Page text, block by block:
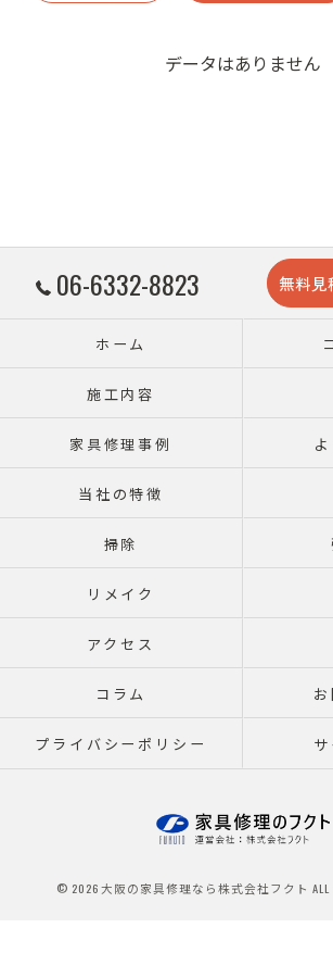
データはありません
06-6332-8823 無料見
ホーム
施工内容
家具修理事例
当社の特徴
掃除
リメイク
アクセス
コラム
プライバシーポリシー
© 2026 大阪の家具修理なら株式会社フクト ALL